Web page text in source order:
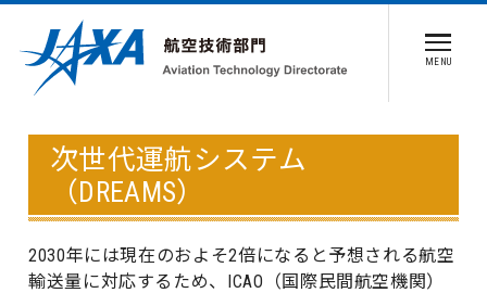
MENU
次世代運航システム
（DREAMS）
2030年には現在のおよそ2倍になると予想される航空
輸送量に対応するため、ICAO（国際民間航空機関）